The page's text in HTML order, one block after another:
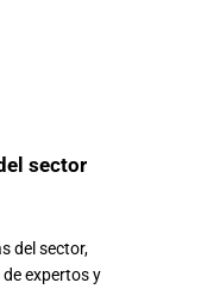
sector
del sector,
expertos y